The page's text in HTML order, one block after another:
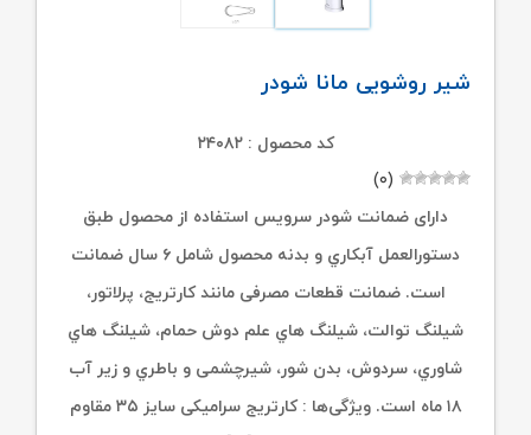
شیر روشویی مانا شودر
کد محصول : ۲۴۰۸۲
(۰)
دارای ضمانت شودر سرویس استفاده از محصول طبق
دستورالعمل آبکاري و بدنه محصول شامل ۶ سال ضمانت
است. ضمانت قطعات مصرفی مانند کارتریج، پرلاتور،
شیلنگ توالت، شیلنگ هاي علم دوش حمام، شیلنگ هاي
شاوري، سردوش، بدن شور، شیرچشمی و باطري و زیر آب
۱۸ ماه است. ویژگی‌ها : کارتریج سرامیکی سایز ۳۵ مقاوم